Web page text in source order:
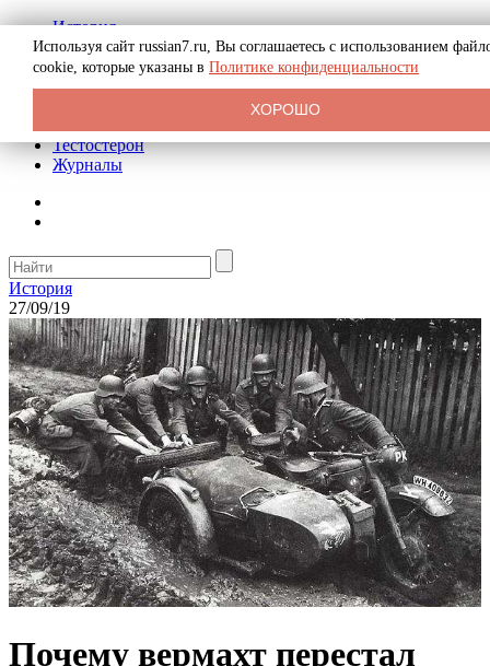
История
Биография
Криминал
Реклама на сайте
Тестостерон
Журналы
История
27/09/19
Почему вермахт перестал
Используя сайт russian7.ru, Вы соглашаетесь с использованием
cookie, которые указаны в Политике конфиденциальности
ХОРОШО